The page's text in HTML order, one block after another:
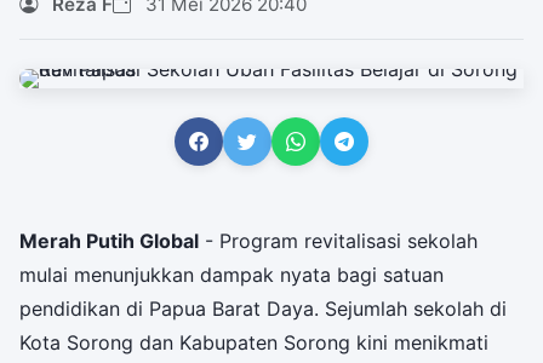
Merah Putih Global - Program revitalisasi sekolah
mulai menunjukkan dampak nyata bagi satuan
pendidikan di Papua Barat Daya. Sejumlah sekolah di
Kota Sorong dan Kabupaten Sorong kini menikmati